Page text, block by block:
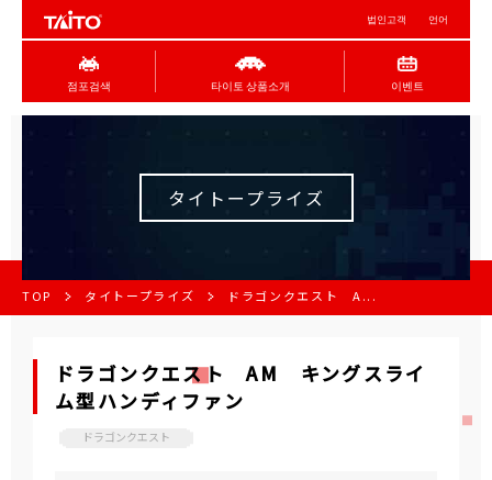
법인고객 언어
점포검색 타이토 상품소개 이벤트
タイトープライズ
TOP タイトープライズ ドラゴンクエスト A...
ドラゴンクエスト AM キングスライ
ム型ハンディファン
ドラゴンクエスト